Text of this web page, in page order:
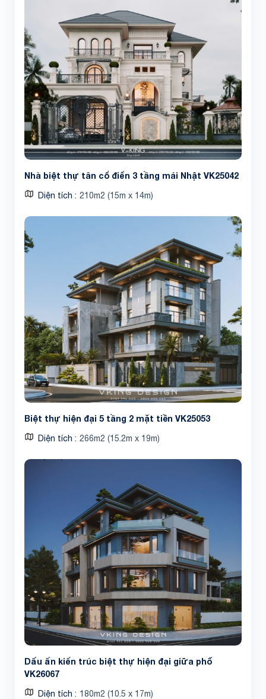
Nhà biệt thự tân cổ điển 3 tầng mái Nhật VK25042
Diện tích 210m2 (15m x 14m)
Biệt thự hiện đại 5 tầng 2 mặt tiền VK25053
Diện tích 266m2 (15.2m x 19m)
Dấu ấn kiến trúc biệt thự hiện đại giữa phố
VK26067
Diện tích 180m2 (10.5 x 17m)